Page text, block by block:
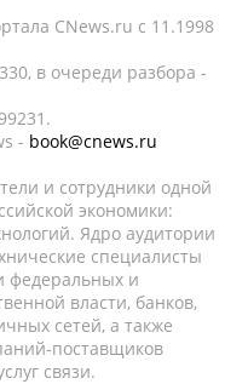
CNews.ru c 11.1998
в очереди разбора -
- book@cnews.ru
и сотрудники одной
экономики:
Ядро аудитории
специалисты
федеральных и
власти, банков,
сетей, а также
поставщиков
связи.